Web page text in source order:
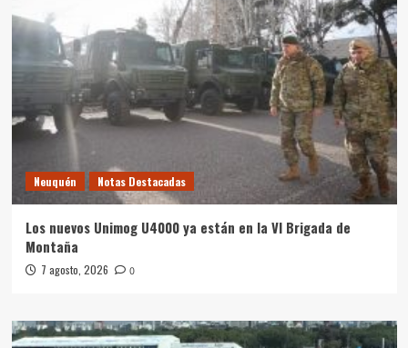
Neuquén Notas Destacadas
Los nuevos Unimog U4000 ya están en la VI Brigada de
Montaña
7 agosto, 2026 0